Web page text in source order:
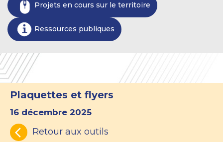
Projets en cours sur le territoire
Ressources publiques
Plaquettes et flyers
16 décembre 2025
Retour aux outils